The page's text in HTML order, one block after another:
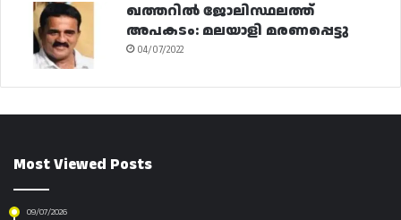
ഖത്തറിൽ ജോലിസ്ഥലത്ത്
അപകടം: മലയാളി മരണപ്പെട്ടു
04/07/2022
Most Viewed Posts
09/07/2026